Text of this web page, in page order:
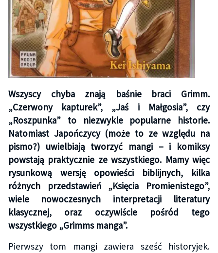
Wszyscy chyba znają baśnie braci Grimm.
„Czerwony kapturek”, „Jaś i Małgosia”, czy
„Roszpunka” to niezwykle popularne historie.
Natomiast Japończycy (może to ze względu na
pismo?) uwielbiają tworzyć mangi – i komiksy
powstają praktycznie ze wszystkiego. Mamy więc
rysunkową wersję opowieści biblijnych, kilka
różnych przedstawień „Księcia Promienistego”,
wiele nowoczesnych interpretacji literatury
klasycznej, oraz oczywiście pośród tego
wszystkiego „Grimms manga”.
Pierwszy tom mangi zawiera sześć historyjek.